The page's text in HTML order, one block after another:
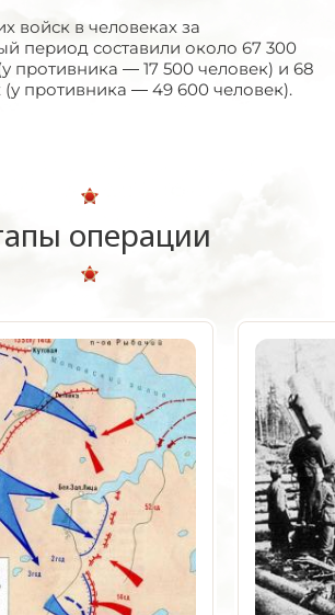
войск в человеках за
период составили около 67 300
противника — 17 500 человек) и 68
противника — 49 600 человек).
операции